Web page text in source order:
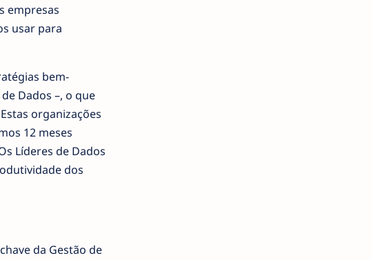
empresas
usar para
bem-
Dados –, o que
organizações
12 meses
Líderes de Dados
dos
da Gestão de